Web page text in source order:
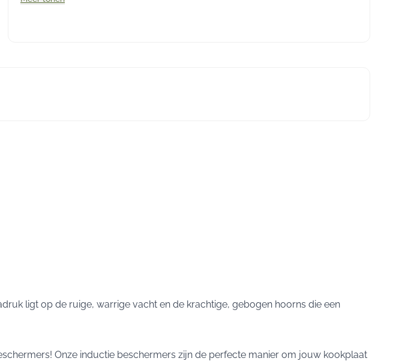
ligt op de ruige, warrige vacht en de krachtige, gebogen hoorns die een
Onze inductie beschermers zijn de perfecte manier om jouw kookplaat